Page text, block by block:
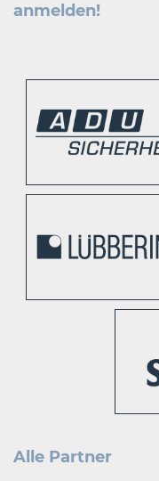
anmelden!
Alle Partner